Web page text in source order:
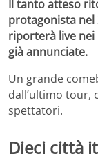
Il tanto atteso
protagonista nel
riporterà live
già annunciate.
Un grande
dall’ultimo tour,
spettatori.
Dieci città